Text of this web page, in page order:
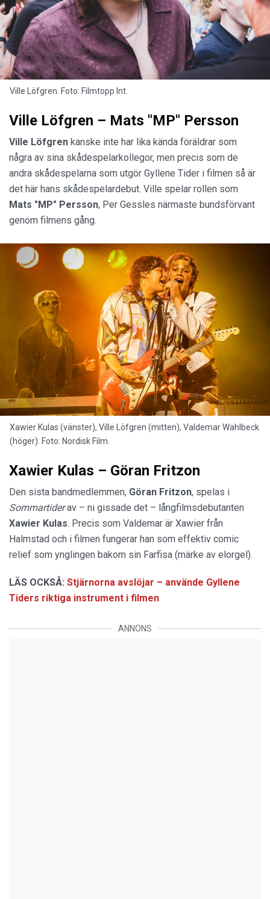
Ville Löfgren. Foto: Filmtopp Int.
Ville Löfgren – Mats "MP" Persson
Ville Löfgren kanske inte har lika kända föräldrar som
några av sina skådespelarkollegor, men precis som de
andra skådespelarna som utgör Gyllene Tider i filmen så är
det här hans skådespelardebut. Ville spelar rollen som
Mats "MP" Persson, Per Gessles närmaste bundsförvant
genom filmens gång.
Xawier Kulas (vänster), Ville Löfgren (mitten), Valdemar Wahlbeck
(höger). Foto: Nordisk Film.
Xawier Kulas – Göran Fritzon
Den sista bandmedlemmen, Göran Fritzon, spelas i
Sommartiderav – ni gissade det – långfilmsdebutanten
Xawier Kulas. Precis som Valdemar är Xawier från
Halmstad och i filmen fungerar han som effektiv comic
relief som ynglingen bakom sin Farfisa (märke av elorgel).
LÄS OCKSÅ: Stjärnorna avslöjar – använde Gyllene
Tiders riktiga instrument i filmen
ANNONS